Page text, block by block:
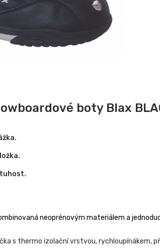
boty Blax
neoprénovým materiálem a
s thermo izolační vrstvou, rychloupínákem,